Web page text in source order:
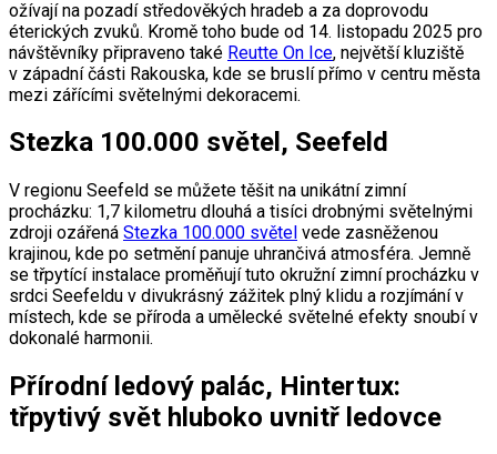
ožívají na pozadí středověkých hradeb a za doprovodu
éterických zvuků. Kromě toho bude od 14. listopadu 2025 pro
návštěvníky připraveno také Reutte On Ice, největší kluziště
v západní části Rakouska, kde se bruslí přímo v centru města
mezi zářícími světelnými dekoracemi.
Stezka 100.000 světel, Seefeld
V regionu Seefeld se můžete těšit na unikátní zimní
procházku: 1,7 kilometru dlouhá a tisíci drobnými světelnými
zdroji ozářená Stezka 100.000 světel vede zasněženou
krajinou, kde po setmění panuje uhrančivá atmosféra. Jemně
se třpytící instalace proměňují tuto okružní zimní procházku v
srdci Seefeldu v divukrásný zážitek plný klidu a rozjímání v
místech, kde se příroda a umělecké světelné efekty snoubí v
dokonalé harmonii.
Přírodní ledový palác, Hintertux:
třpytivý svět hluboko uvnitř ledovce